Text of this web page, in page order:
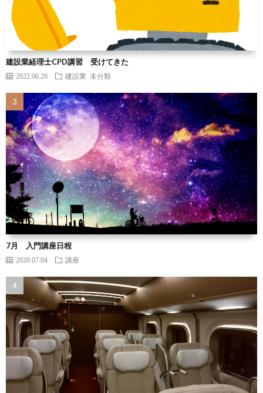
建設業経理士CPD講習 受けてきた
2022.06.20 建設業 未分類
7月 入門講座日程
2020.07.04 講座